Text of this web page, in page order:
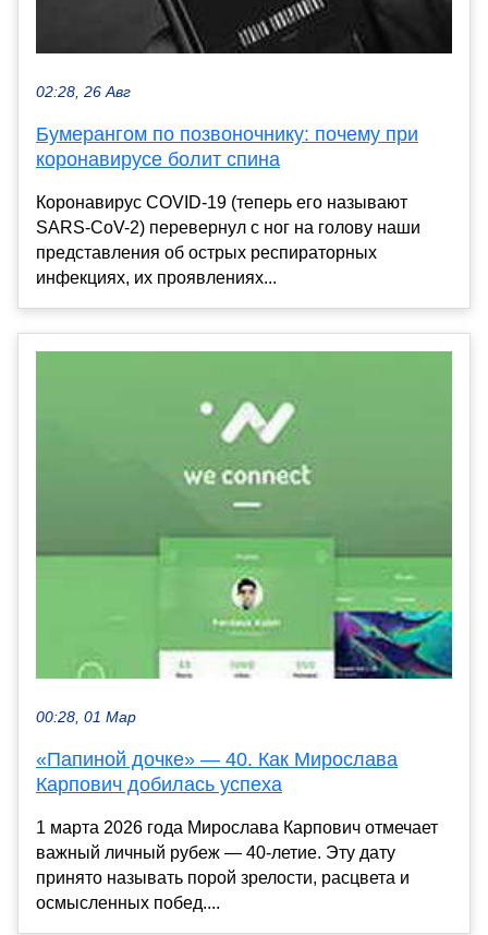
02:28, 26 Авг
Бумерангом по позвоночнику: почему при
коронавирусе болит спина
Коронавирус COVID-19 (теперь его называют
SARS-CoV-2) перевернул с ног на голову наши
представления об острых респираторных
инфекциях, их проявлениях...
00:28, 01 Мар
«Папиной дочке» — 40. Как Мирослава
Карпович добилась успеха
1 марта 2026 года Мирослава Карпович отмечает
важный личный рубеж — 40-летие. Эту дату
принято называть порой зрелости, расцвета и
осмысленных побед....